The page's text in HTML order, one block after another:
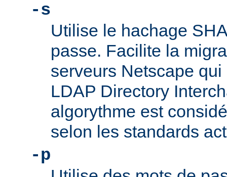
-s
Utilise le hachage
passe. Facilite la
serveurs Netscape
LDAP Directory
algorythme est
selon les standards
-p